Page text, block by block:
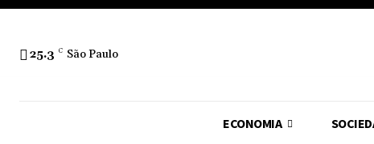
25.3 C São Paulo
ECONOMIA